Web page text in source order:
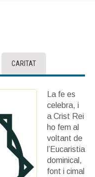
CARITAT
La fe es
celebra, i
a Crist Rei
ho fem al
voltant de
l’Eucaristia
dominical,
font i cimal